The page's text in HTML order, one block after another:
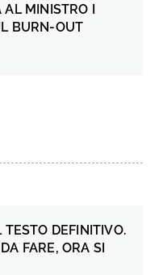
AL MINISTRO I
BURN-OUT
DEFINITIVO.
FARE, ORA SI